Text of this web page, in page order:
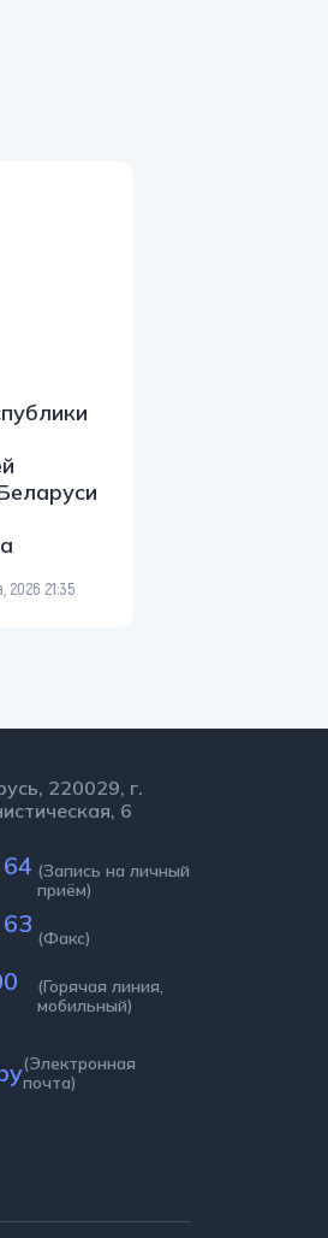
2026 21:35
220029, г.
6
(Запись на личный
приём)
(Факс)
(Горячая линия,
мобильный)
(Электронная
почта)